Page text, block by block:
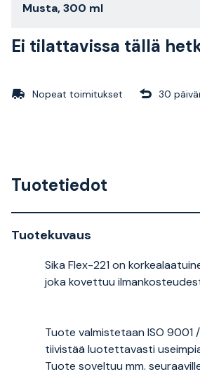
Musta, 300 ml
Ei tilattavissa tällä
Nopeat toimitukset 30
Tuotetiedot
Tuotekuvaus
Sika Flex-221 on
joka kovettuu
Tuote valmistetaan ISO 9001
tiivistää luotettavasti
Tuote soveltuu mm.